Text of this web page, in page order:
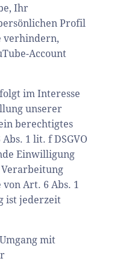
Ihr
Profil
verhindern,
Account
im Interesse
unserer
berechtigtes
1 lit. f DSGVO
Einwilligung
Art. 6 Abs. 1
ist jederzeit
mit